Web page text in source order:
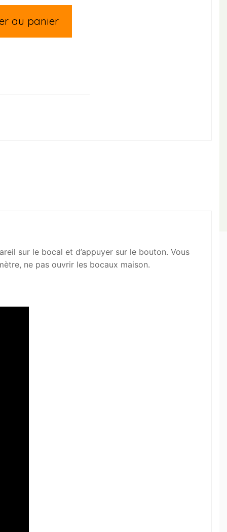
au panier
sur le bocal et d’appuyer sur le bouton. Vous
ne pas ouvrir les bocaux maison.